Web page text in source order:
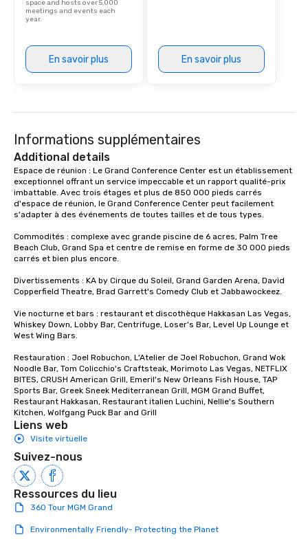
space and hosts over 5,000
meetings and events each
year.
En savoir plus En savoir plus
Informations supplémentaires
Additional details
Espace de réunion : Le Grand Conference Center est un établissement
exceptionnel offrant un service impeccable et un rapport qualité-prix
imbattable. Avec trois étages et plus de 850 000 pieds carrés
d'espace de réunion, le Grand Conference Center peut facilement
s'adapter à des événements de toutes tailles et de tous types.
Commodités : complexe avec grande piscine de 6 acres, Palm Tree
Beach Club, Grand Spa et centre de remise en forme de 30 000 pieds
carrés et bien plus encore.
Divertissements : KA by Cirque du Soleil, Grand Garden Arena, David
Copperfield Theatre, Brad Garrett's Comedy Club et Jabbawockeez.
Vie nocturne et bars : restaurant et discothèque Hakkasan Las Vegas,
Whiskey Down, Lobby Bar, Centrifuge, Loser's Bar, Level Up Lounge et
West Wing Bars.
Restauration : Joel Robuchon, L'Atelier de Joel Robuchon, Grand Wok
Noodle Bar, Tom Colicchio's Craftsteak, Morimoto Las Vegas, NETFLIX
BITES, CRUSH American Grill, Emeril's New Orleans Fish House, TAP
Sports Bar, Greek Sneek Mediterranean Grill, MGM Grand Buffet,
Restaurant Hakkasan, Restaurant italien Luchini, Nellie's Southern
Kitchen, Wolfgang Puck Bar and Grill
Liens web
Visite virtuelle
Suivez-nous
Ressources du lieu
360 Tour MGM Grand
Environmentally Friendly- Protecting the Planet